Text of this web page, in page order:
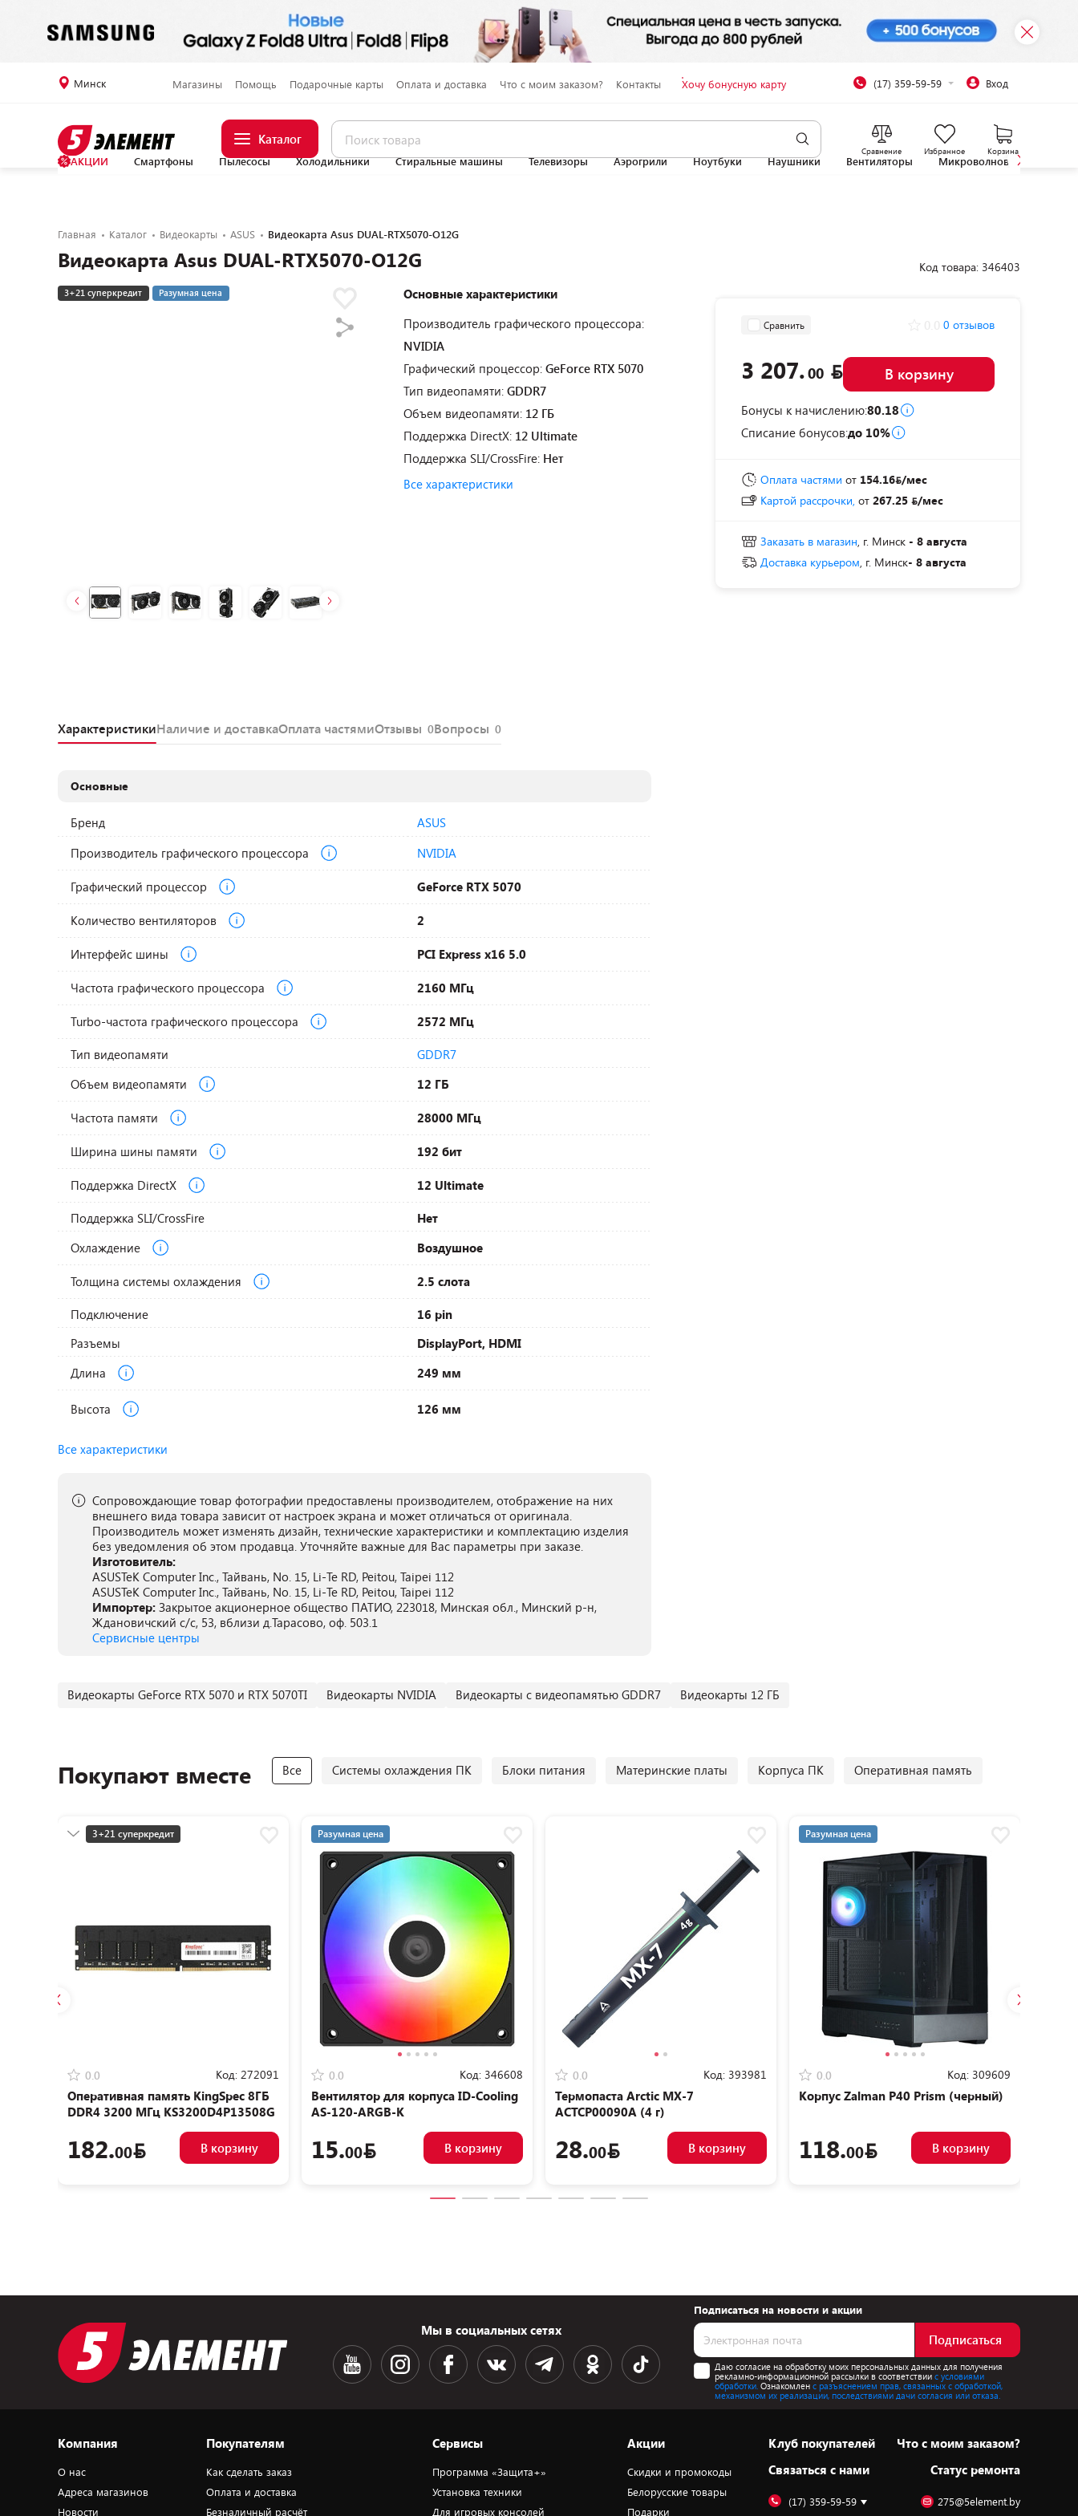
Минск Магазины Помощь Подарочные карты Оплата и доставка Что с моим заказом? Контакты Хочу бонусную карту (17) 359-59-59 Вход
Каталог
Сравнение Избранное Корзина
АКЦИИ Смартфоны Пылесосы Холодильники Стиральные машины Телевизоры Аэрогрили Ноутбуки Наушники Вентиляторы Микроволновые печи
Главная Каталог Видеокарты ASUS Видеокарта Asus DUAL-RTX5070-O12G
Видеокарта Asus DUAL-RTX5070-O12G
3+21 суперкредит Разумная цена
Основные характеристики
Производитель графического процессора:
NVIDIA
Графический процессор: GeForce RTX 5070
Тип видеопамяти: GDDR7
Объем видеопамяти: 12 ГБ
Поддержка DirectX: 12 Ultimate
Поддержка SLI/CrossFire: Нет
Все характеристики
Код товара: 346403
Сравнить 0 отзывов
3 207.00 В корзину
Бонусы к начислению:80.18
Списание бонусов:до 10%
Оплата частями от 154.16 /мес
Картой рассрочки, от 267.25 /мес
Заказать в магазин, г. Минск - 8 августа
Доставка курьером, г. Минск- 8 августа
ХарактеристикиНаличие и доставкаОплата частямиОтзывы 0Вопросы 0
Основные
Бренд
ASUS
Производитель графического процессора
NVIDIA
Графический процессор GeForce RTX 5070
Количество вентиляторов 2
Интерфейс шины PCI Express x16 5.0
Частота графического процессора 2160 МГц
Turbo-частота графического процессора 2572 МГц
Тип видеопамяти
GDDR7
Объем видеопамяти
12 ГБ
Частота памяти 28000 МГц
Ширина шины памяти 192 бит
Поддержка DirectX 12 Ultimate
Поддержка SLI/CrossFire
Нет
Охлаждение
Воздушное
Толщина системы охлаждения 2.5 слота
Подключение
16 pin
Разъемы
DisplayPort, HDMI
Длина
249 мм
Высота 126 мм
Все характеристики
Сопровождающие товар фотографии предоставлены производителем, отображение на них
внешнего вида товара зависит от настроек экрана и может отличаться от оригинала.
Производитель может изменять дизайн, технические характеристики и комплектацию изделия
без уведомления об этом продавца. Уточняйте важные для Вас параметры при заказе.
Изготовитель:
ASUSTeK Computer Inc., Тайвань, No. 15, Li-Te RD, Peitou, Taipei 112
ASUSTeK Computer Inc., Тайвань, No. 15, Li-Te RD, Peitou, Taipei 112
Импортер: Закрытое акционерное общество ПАТИО, 223018, Минская обл., Минский р-н,
Ждановичский с/с, 53, вблизи д.Тарасово, оф. 503.1
Сервисные центры
Видеокарты GeForce RTX 5070 и RTX 5070TI Видеокарты NVIDIA Видеокарты с видеопамятью GDDR7 Видеокарты 12 ГБ
Покупают вместе Все Системы охлаждения ПК Блоки питания Материнские платы Корпуса ПК Оперативная память
3+21 суперкредит
0.0 Код: 272091
Оперативная память KingSpec 8ГБ
DDR4 3200 МГц KS3200D4P13508G
182.00 В корзину
Разумная цена
0.0 Код: 346608
Вентилятор для корпуса ID-Cooling
AS-120-ARGB-K
15.00 В корзину
0.0 Код: 393981
Термопаста Arctic MX-7
ACTCP00090A (4 г)
28.00 В корзину
Разумная цена
0.0 Код: 309609
Корпус Zalman P40 Prism (черный)
118.00 В корзину
Мы в социальных сетях
Подписаться на новости и акции
Подписаться
Даю согласие на обработку моих персональных данных для получения
рекламно-информационной рассылки в соответствиис условиями
обработки. Ознакомлен с разъяснением прав, связанных с обработкой,
механизмом их реализации, последствиями дачи согласия или отказа.
Компания
О нас
Адреса магазинов
Новости
Покупателям
Как сделать заказ
Оплата и доставка
Безналичный расчёт
Сервисы
Программа «Защита+»
Установка техники
Для игровых консолей
Акции
Скидки и промокоды
Белорусские товары
Подарки
Клуб покупателей
Cвязаться с нами
Что с моим заказом?
Статус ремонта
(17) 359-59-59 275@5element.by